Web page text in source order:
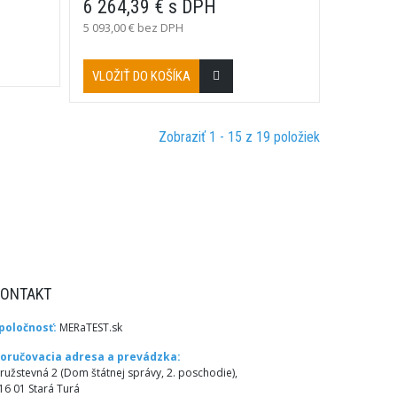
20TOhm, PI, DAR, DD, USB, kapacita,
napätie.
6 264,39 € s DPH
5 093,00 € bez DPH
VLOŽIŤ DO KOŠÍKA
Zobraziť 1 - 15 z 19 položiek
MERaTEST.sk
adresa a prevádzka:
2 (Dom štátnej správy, 2. poschodie),
01 Stará Turá